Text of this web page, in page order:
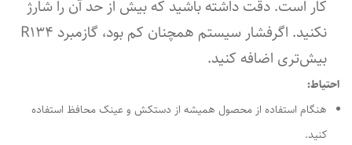
کار است. دقت داشته باشید که بیش از حد آن را شارژ
نکنید. اگرفشار سیستم همچنان کم بود، گازمبرد R134
بیش‌تری اضافه کنید.
احتیاط:
هنگام استفاده از محصول همیشه از دستکش و عینک محافظ استفاده
کنید.